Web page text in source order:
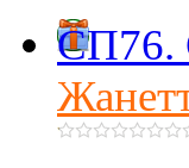
СП76.